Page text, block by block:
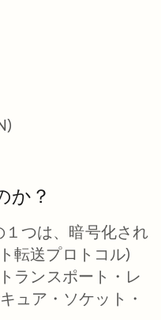
か？
１つは、暗号化され
転送プロトコル)
ランスポート・レ
ュア・ソケット・